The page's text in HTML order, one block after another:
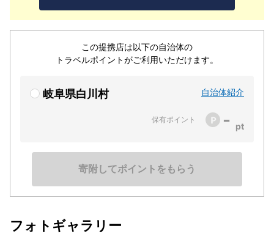
この提携店は以下の自治体の
トラベルポイントがご利用いただけます。
岐阜県白川村 自治体紹介
保有ポイント -
寄附してポイントをもらう
フォトギャラリー